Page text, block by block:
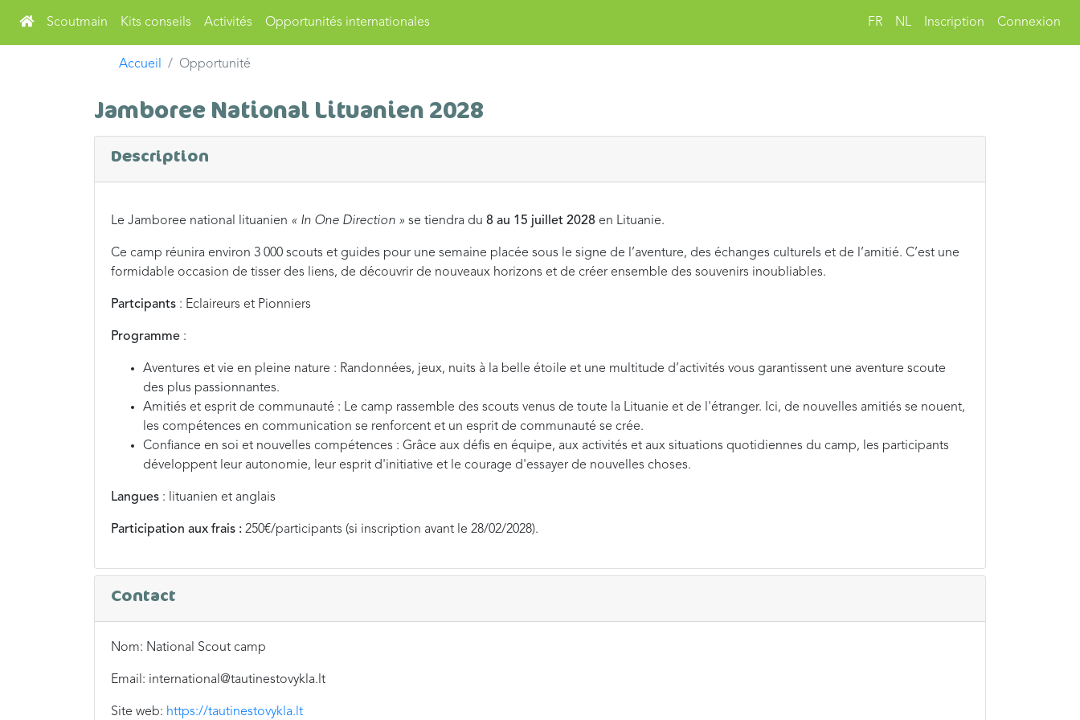
Scoutmain Kits conseils Activités Opportunités internationales FR NL Inscription Connexion
Accueil Opportunité
Jamboree National Lituanien 2028
Description
Le Jamboree national lituanien « In One Direction » se tiendra du 8 au 15 juillet 2028 en Lituanie.
Ce camp réunira environ 3 000 scouts et guides pour une semaine placée sous le signe de l’aventure, des échanges culturels et de l’amitié. C’est une
formidable occasion de tisser des liens, de découvrir de nouveaux horizons et de créer ensemble des souvenirs inoubliables.
Partcipants : Eclaireurs et Pionniers
Programme :
Aventures et vie en pleine nature : Randonnées, jeux, nuits à la belle étoile et une multitude d’activités vous garantissent une aventure scoute
des plus passionnantes.
Amitiés et esprit de communauté : Le camp rassemble des scouts venus de toute la Lituanie et de l'étranger. Ici, de nouvelles amitiés se nouent,
les compétences en communication se renforcent et un esprit de communauté se crée.
Confiance en soi et nouvelles compétences : Grâce aux défis en équipe, aux activités et aux situations quotidiennes du camp, les participants
développent leur autonomie, leur esprit d'initiative et le courage d'essayer de nouvelles choses.
Langues : lituanien et anglais
Participation aux frais : 250€/participants (si inscription avant le 28/02/2028).
Contact
Nom: National Scout camp
Email: international@tautinestovykla.lt
Site web: https://tautinestovykla.lt